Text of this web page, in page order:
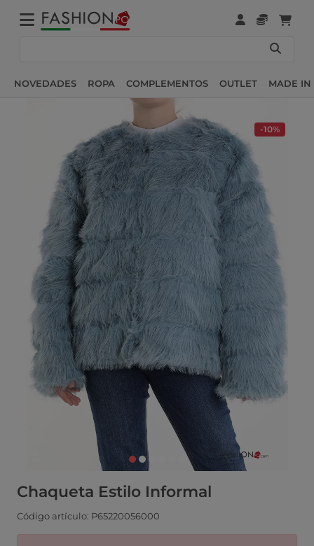
NOVEDADES ROPA COMPLEMENTOS OUTLET MADE IN
-10%
Chaqueta Estilo Informal
Código artículo: P65220056000